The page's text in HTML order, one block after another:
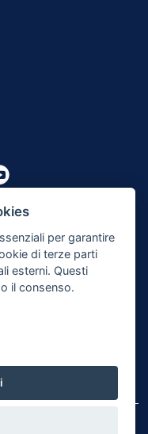
per garantire
di terze parti
esterni. Questi
il consenso.